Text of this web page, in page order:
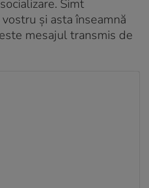
Simt
și asta înseamnă
mesajul transmis de